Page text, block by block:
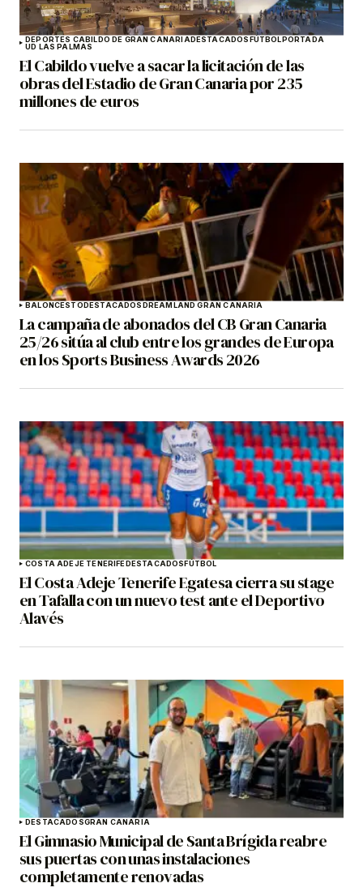
DEPORTES CABILDO DE GRAN CANARIADESTACADOSFÚTBOLPORTADA
UD LAS PALMAS
El Cabildo vuelve a sacar la licitación de las
obras del Estadio de Gran Canaria por 235
millones de euros
BALONCESTODESTACADOSDREAMLAND GRAN CANARIA
La campaña de abonados del CB Gran Canaria
25/26 sitúa al club entre los grandes de Europa
en los Sports Business Awards 2026
COSTA ADEJE TENERIFEDESTACADOSFÚTBOL
El Costa Adeje Tenerife Egatesa cierra su stage
en Tafalla con un nuevo test ante el Deportivo
Alavés
DESTACADOSGRAN CANARIA
El Gimnasio Municipal de Santa Brígida reabre
sus puertas con unas instalaciones
completamente renovadas